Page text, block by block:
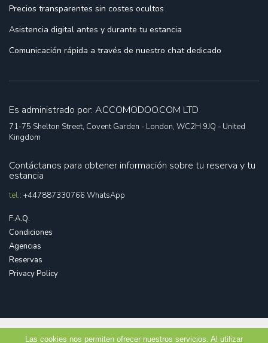
Precios transparentes sin costes ocultos
Asistencia digital antes y durante tu estancia
Comunicación rápida a través de nuestro chat dedicado
Es administrado por: ACCOMODOO.COM LTD
71-75 Shelton Street, Covent Garden - London, WC2H 9JQ - United
Kingdom
Contáctanos para obtener información sobre tu reserva y tu
estancia
tel.: +447887330766WhatsApp
F.A.Q.
Condiciones
Agencias
Reservas
Privacy Policy
Las cookies nos permiten ofrecer nuestros servicios. Al utilizar